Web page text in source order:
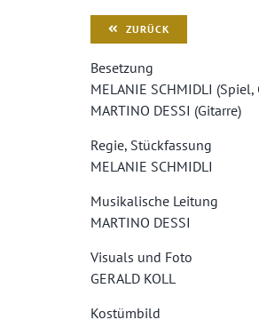
ZURÜCK
Besetzung
MELANIE SCHMIDLI (Spiel,
MARTINO DESSI (Gitarre)
Regie, Stückfassung
MELANIE SCHMIDLI
Musikalische Leitung
MARTINO DESSI
Visuals und Foto
GERALD KOLL
Kostümbild